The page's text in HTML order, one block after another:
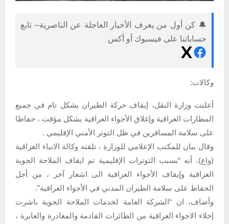
🔔 كن أول من يعرف الأخبار العاجلة عن الناصرية– تابع
حساباتنا على فيسبوك أو أكس
وكالات:
أعلنت وزارة النقل، إيقاف حركة الطيران بشكل تام في جميع
المطارات العراقية وإغلاق الأجواء العراقية بشكل مؤقت ، حفاظا
على سلامة المسافرين في ظل التوتر الأمني الإقليمي .
وقال بيان للمكتب الإعلامي للوزارة ، تلقته وكالة الانباء العراقية
(واع)، أنه “بسبب التوترات الإقليمية تم ايقاف الملاحة الجوية
العراقية وإيقاف الأجواء العراقية الى اشعار آخر ، من أجل
الحفاظ على سلامة الطيران المدني في الأجواء العراقية”.
وأضاف، ان “الشركة العامة لخدمات الملاحة الجوية باشرت
إخلاء الاجواء العراقية من الطائرات القادمة والمغادرة والعابرة ،